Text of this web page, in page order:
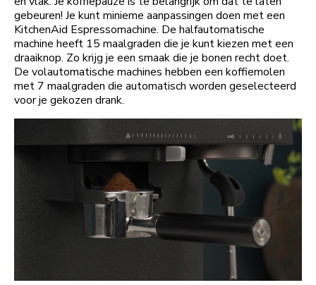
gebeuren! Je kunt minieme aanpassingen doen met een
KitchenAid Espressomachine. De halfautomatische
machine heeft 15 maalgraden die je kunt kiezen met een
draaiknop. Zo krijg je een smaak die je bonen recht doet.
De volautomatische machines hebben een koffiemolen
met 7 maalgraden die automatisch worden geselecteerd
voor je gekozen drank.